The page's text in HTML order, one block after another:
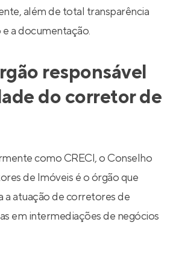
além de total transparência
a documentação.
responsável
do corretor de
como CRECI, o Conselho
de Imóveis é o órgão que
a atuação de corretores de
em intermediações de negócios